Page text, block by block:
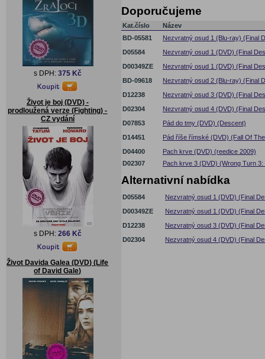
s DPH: 375 Kč
Život je boj (DVD) -
prodloužená verze (Fighting) -
CZ vydání
s DPH: 266 Kč
Život Davida Galea (DVD) (Life
of David Gale)
Doporučujeme
Kat.číslo
Název
BD-05581
Nezvratný osud 1 (Blu-ray) (Final
D05584
Nezvratný osud 1 (DVD) (Final
D00349ZE
Nezvratný osud 1 (DVD) (Final
BD-09618
Nezvratný osud 2 (Blu-ray) (Final
D12238
Nezvratný osud 3 (DVD) (Final
D02304
Nezvratný osud 4 (DVD) (Final
D07853
Pád do tmy (DVD) (Descent)
D14451
Pád říše římské (DVD) (Fall Of
D04400
Pach krve (DVD) (reedice 2009)
D02307
Pach krve 3 (DVD) (Wrong Turn
Alternativní nabídka
D05584
Nezvratný osud 1 (DVD) (Final
D00349ZE
Nezvratný osud 1 (DVD) (Final
D12238
Nezvratný osud 3 (DVD) (Final
D02304
Nezvratný osud 4 (DVD) (Final